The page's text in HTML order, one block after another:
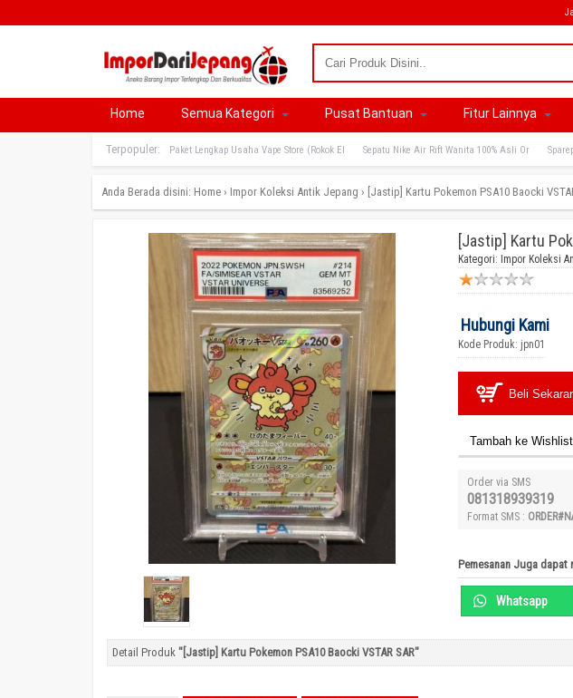
Home Semua Kategori Pusat Bantuan Fitur Lainnya
Terpopuler: Paket Lengkap Usaha Vape Store (Rokok El Sepatu Nike Air Rift Wanita 100% Asli Or
Anda Berada disini: Home › Impor Koleksi Antik Jepang › [Jastip] Kartu Pokemon PSA10 Baocki
[Jastip] Kartu
Kategori: Impor Koleksi
Hubungi Kami
Kode Produk: jpn01
Beli
Tambah ke Wishlist
Order via SMS
081318939319
Format SMS :
Pemesanan Juga dapat
Whatsapp
Detail Produk "[Jastip] Kartu Pokemon PSA10 Baocki VSTAR SAR"